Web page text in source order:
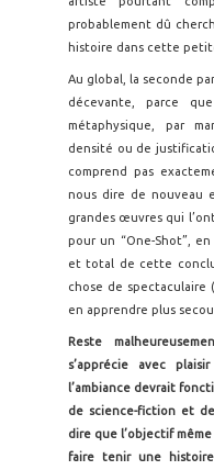
probablement dû
histoire dans cette
Au global, la seconde
décevante, parce
métaphysique, par
densité ou de
comprend pas
nous dire de nouveau
grandes œuvres qui
pour un “One-Shot”,
et total de cette
chose de spectaculaire
en apprendre plus
Reste
s’apprécie avec
l’ambiance devrait
de science-fiction et
dire que l’objectif
faire tenir une